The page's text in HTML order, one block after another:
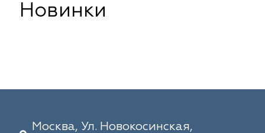
Новинки
Москва, Ул. Новокосинская,